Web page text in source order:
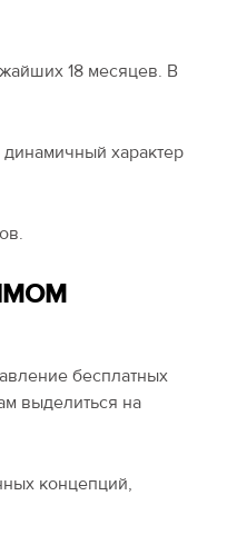
18 месяцев. В
характер
бесплатных
выделиться на
концепций,